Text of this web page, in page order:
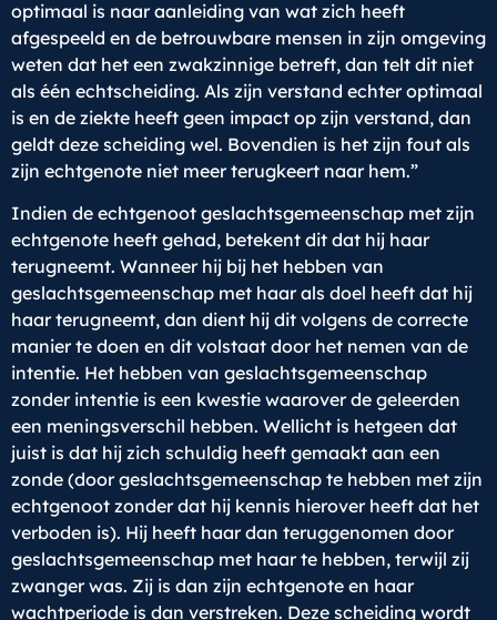
optimaal is naar aanleiding van wat zich heeft
afgespeeld en de betrouwbare mensen in zijn omgeving
weten dat het een zwakzinnige betreft, dan telt dit niet
als één echtscheiding. Als zijn verstand echter optimaal
is en de ziekte heeft geen impact op zijn verstand, dan
geldt deze scheiding wel. Bovendien is het zijn fout als
zijn echtgenote niet meer terugkeert naar hem.”
Indien de echtgenoot geslachtsgemeenschap met zijn
echtgenote heeft gehad, betekent dit dat hij haar
terugneemt. Wanneer hij bij het hebben van
geslachtsgemeenschap met haar als doel heeft dat hij
haar terugneemt, dan dient hij dit volgens de correcte
manier te doen en dit volstaat door het nemen van de
intentie. Het hebben van geslachtsgemeenschap
zonder intentie is een kwestie waarover de geleerden
een meningsverschil hebben. Wellicht is hetgeen dat
juist is dat hij zich schuldig heeft gemaakt aan een
zonde (door geslachtsgemeenschap te hebben met zijn
echtgenoot zonder dat hij kennis hierover heeft dat het
verboden is). Hij heeft haar dan teruggenomen door
geslachtsgemeenschap met haar te hebben, terwijl zij
zwanger was. Zij is dan zijn echtgenote en haar
wachtperiode is dan verstreken. Deze scheiding wordt